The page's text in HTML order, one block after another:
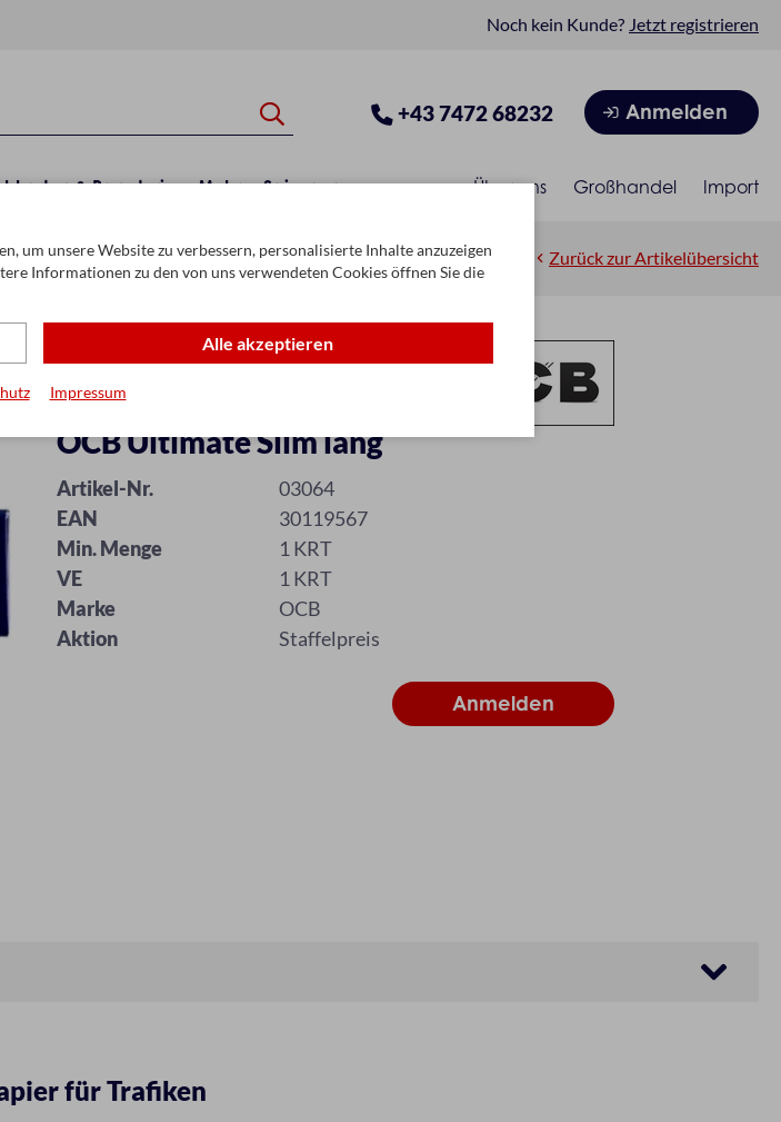
Noch kein Kunde? Jetzt registrieren
+43 7472 68232 Anmelden
& Papeterie Mehr Saisonen Über uns Großhandel Import
Zurück zur Artikelübersicht
OCB Ultimate Slim lang
Artikel-Nr.
03064
EAN
30119567
Min. Menge
1 KRT
VE
1 KRT
Marke
OCB
Aktion
Staffelpreis
für Trafiken
um unsere Website zu verbessern, personalisierte Inhalte anzuzeigen
Informationen zu den von uns verwendeten Cookies öffnen Sie die
Alle akzeptieren
Impressum